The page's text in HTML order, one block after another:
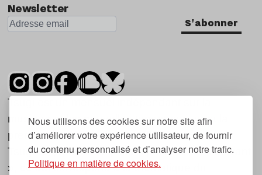
Nous utilisons des cookies sur notre site afin
d’améliorer votre expérience utilisateur, de fournir
du contenu personnalisé et d’analyser notre trafic.
Politique en matière de cookies.
Newsletter
S'abonner
Tsugi est un mensuel indépendant sur la
musique et les nouvelles tendances, dont la
première parution date de 2007.
Tsugi en japonais signifie « prochain », « suivant
», ce qui correspond à la thématique du